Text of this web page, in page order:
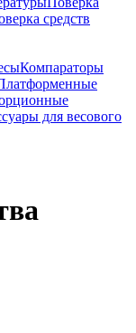
средств
Компараторы
для весового